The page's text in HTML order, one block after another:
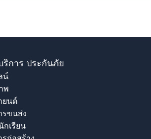
การ ประกันภัย
น์
พ
ยนต์
รขนส่ง
กเรียน